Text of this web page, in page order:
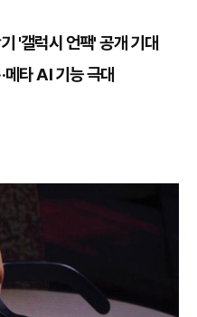
'갤럭시 언팩' 공개 기대
메타 AI 기능 극대